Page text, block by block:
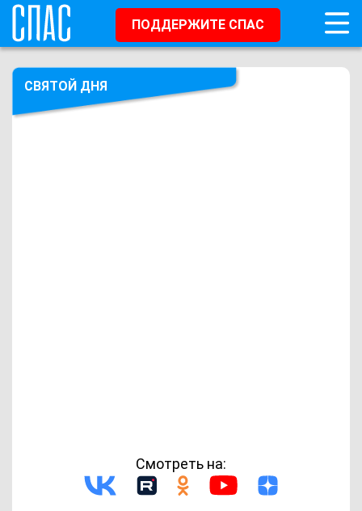
ПОДДЕРЖИТЕ СПАС
СВЯТОЙ ДНЯ
Смотреть на: